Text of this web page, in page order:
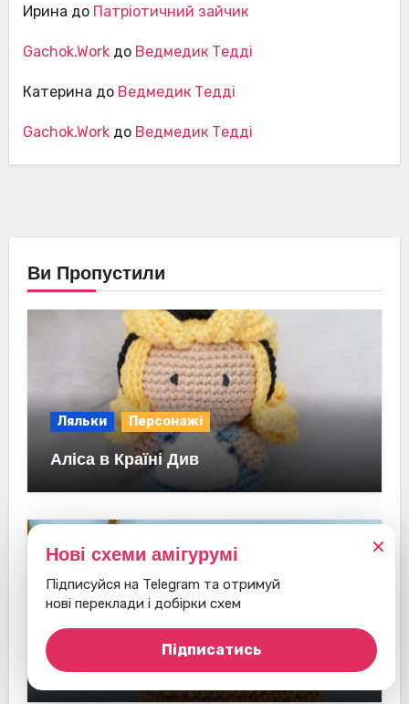
Ирина до Патріотичний зайчик
Gachok.Workдо Ведмедик Тедді
Катерина до Ведмедик Тедді
Gachok.Workдо Ведмедик Тедді
Ви Пропустили
Ляльки Персонажі
Аліса в Країні Див
Інші Брелоки
Instagram-фотоапарат
✕
Нові схеми амігурумі
Підписуйся на Telegram та отримуй
нові переклади і добірки схем
Підписатись